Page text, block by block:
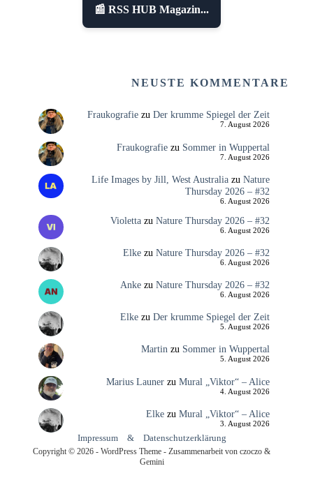
📰 RSS HUB Magazin...
NEUSTE KOMMENTARE
Fraukografiezu Der krumme Spiegel der Zeit
7. August 2026
Fraukografiezu Sommer in Wuppertal
7. August 2026
Life Images by Jill, West Australiazu Nature
Thursday 2026 – #32
6. August 2026
Violettazu Nature Thursday 2026 – #32
6. August 2026
Elkezu Nature Thursday 2026 – #32
6. August 2026
Ankezu Nature Thursday 2026 – #32
6. August 2026
Elkezu Der krumme Spiegel der Zeit
5. August 2026
Martinzu Sommer in Wuppertal
5. August 2026
Marius Launerzu Mural „Viktor“ – Alice
4. August 2026
Elkezu Mural „Viktor“ – Alice
3. August 2026
Impressum & Datenschutzerklärung
Copyright © 2026 - WordPress Theme - Zusammenarbeit von czoczo &
Gemini